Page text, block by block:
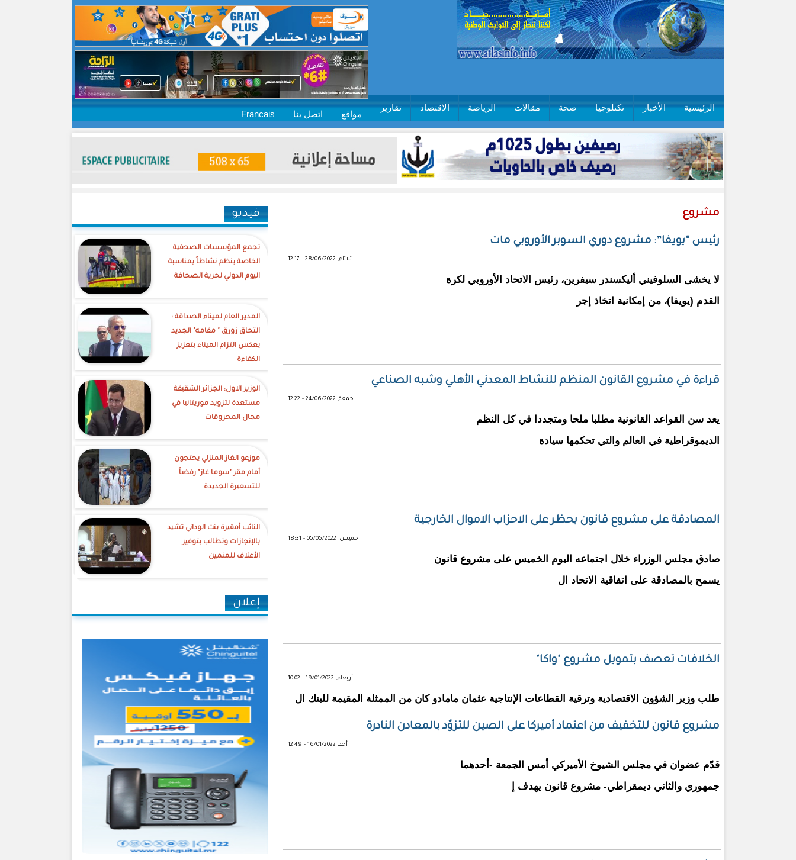
الرئيسية الأخبار تكنلوجيا صحة مقالات الرياضة الإقتصاد تقارير
مواقع اتصل بنا Francais
مشروع
رئيس “يويفا”: مشروع دوري السوبر الأوروبي مات
ثلاثاء, 28/06/2022 - 12:17
لا يخشى السلوفيني أليكسندر سيفرين، رئيس الاتحاد الأوروبي لكرة
القدم (يويفا)، من إمكانية اتخاذ إجر
قراءة في مشروع القانون المنظم للنشاط المعدني الأهلي وشبه الصناعي
جمعة, 24/06/2022 - 12:22
يعد سن القواعد القانونية مطلبا ملحا ومتجددا في كل النظم
الديموقراطية في العالم والتي تحكمها سيادة
المصادقة على مشروع قانون يحظر على الاحزاب الاموال الخارجية
خميس, 05/05/2022 - 18:31
صادق مجلس الوزراء خلال اجتماعه اليوم الخميس على مشروع قانون
يسمح بالمصادقة على اتفاقية الاتحاد ال
الخلافات تعصف بتمويل مشروع "واكا"
أربعاء, 19/01/2022 - 10:02
طلب وزير الشؤون الاقتصادية وترقية القطاعات الإنتاجية عثمان مامادو كان من الممثلة المقيمة للبنك ال
مشروع قانون للتخفيف من اعتماد أميركا على الصين للتزوّد بالمعادن النادرة
أحد, 16/01/2022 - 12:49
قدّم عضوان في مجلس الشيوخ الأميركي أمس الجمعة -أحدهما
جمهوري والثاني ديمقراطي- مشروع قانون يهدف إ
فيديو
تجمع المؤسسات الصحفية
الخاصة ينظم نشاطاً بمناسبة
اليوم الدولي لحرية الصحافة
‎المدير العام لميناء الصداقة :
التحاق زورق " مقامه" الجديد
يعكس التزام الميناء بتعزيز
الكفاءة
الوزير الاول: الجزائر الشقيقة
مستعدة لتزويد موريتانيا في
مجال المحروقات
موزعو الغاز المنزلي يحتجون
أمام مقر "سوما غاز" رفضاً
للتسعيرة الجديدة
النائب أمقيرة بنت الوداني تشيد
بالإنجازات وتطالب بتوفير
الأعلاف للمنمين
إعلان